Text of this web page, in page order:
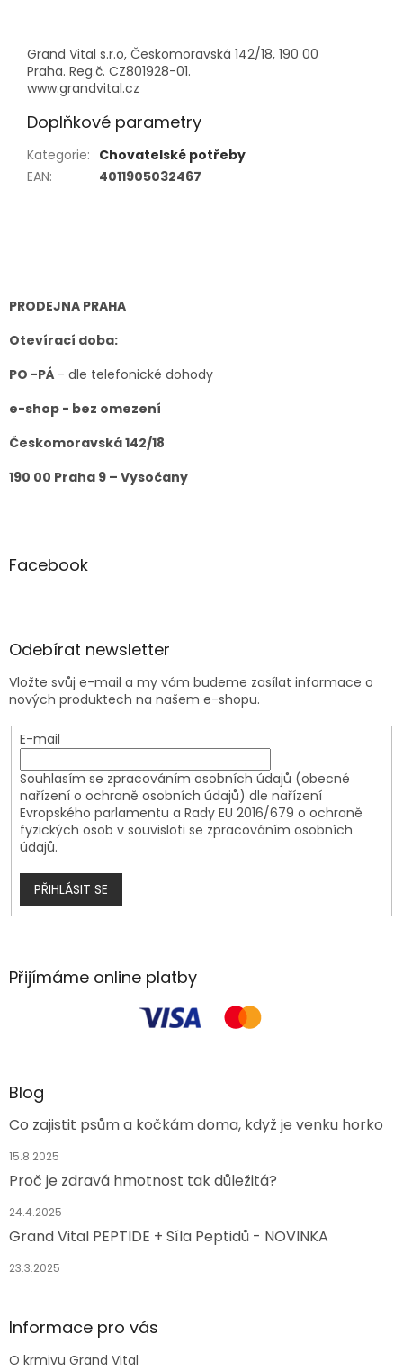
Grand Vital s.r.o, Českomoravská 142/18, 190 00
Praha. Reg.č. CZ801928-01.
www.grandvital.cz
Doplňkové parametry
Kategorie: Chovatelské potřeby
EAN: 4011905032467
PRODEJNA PRAHA
Otevírací doba:
PO -PÁ - dle telefonické dohody
e-shop - bez omezení
Českomoravská 142/18
190 00 Praha 9 – Vysočany
Facebook
Odebírat newsletter
Vložte svůj e-mail a my vám budeme zasílat informace o
nových produktech na našem e-shopu.
E-mail
Souhlasím se zpracováním osobních údajů (obecné
nařízení o ochraně osobních údajů) dle nařízení
Evropského parlamentu a Rady EU 2016/679 o ochraně
fyzických osob v souvisloti se zpracováním osobních
údajů.
PŘIHLÁSIT SE
Přijímáme online platby
Blog
Co zajistit psům a kočkám doma, když je venku horko
15.8.2025
Proč je zdravá hmotnost tak důležitá?
24.4.2025
Grand Vital PEPTIDE + Síla Peptidů - NOVINKA
23.3.2025
Informace pro vás
O krmivu Grand Vital